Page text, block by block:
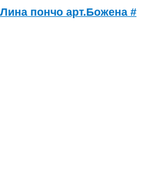
пончо арт.Божена #